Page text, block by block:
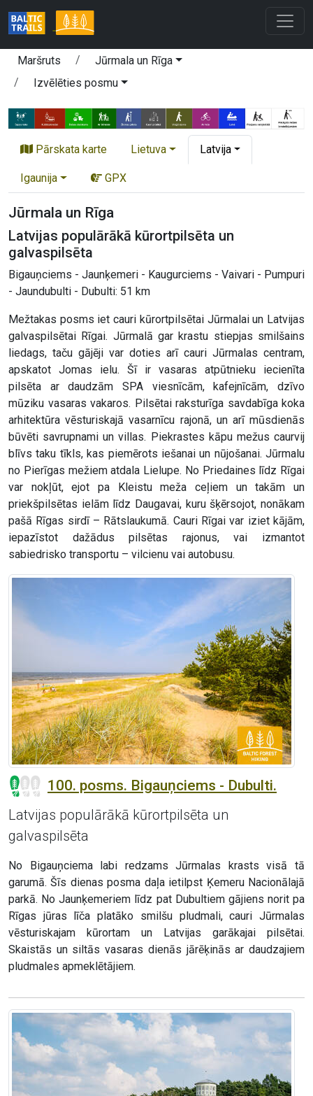
Maršruts
Jūrmala un Rīga
Izvēlēties posmu
Pārskata karte Lietuva Latvija
Igaunija GPX
Jūrmala un Rīga
Latvijas populārākā kūrortpilsēta un
galvaspilsēta
Bigauņciems - Jaunķemeri - Kaugurciems - Vaivari - Pumpuri
- Jaundubulti - Dubulti: 51 km
Mežtakas posms iet cauri kūrortpilsētai Jūrmalai un Latvijas
galvaspilsētai Rīgai. Jūrmalā gar krastu stiepjas smilšains
liedags, taču gājēji var doties arī cauri Jūrmalas centram,
apskatot Jomas ielu. Šī ir vasaras atpūtnieku iecienīta
pilsēta ar daudzām SPA viesnīcām, kafejnīcām, dzīvo
mūziku vasaras vakaros. Pilsētai raksturīga savdabīga koka
arhitektūra vēsturiskajā vasarnīcu rajonā, un arī mūsdienās
būvēti savrupnami un villas. Piekrastes kāpu mežus caurvij
blīvs taku tīkls, kas piemērots iešanai un nūjošanai. Jūrmalu
no Pierīgas mežiem atdala Lielupe. No Priedaines līdz Rīgai
var nokļūt, ejot pa Kleistu meža ceļiem un takām un
priekšpilsētas ielām līdz Daugavai, kuru šķērsojot, nonākam
pašā Rīgas sirdī – Rātslaukumā. Cauri Rīgai var iziet kājām,
iepazīstot dažādus pilsētas rajonus, vai izmantot
sabiedrisko transportu – vilcienu vai autobusu.
100. posms. Bigauņciems - Dubulti.
Latvijas populārākā kūrortpilsēta un
galvaspilsēta
No Bigauņciema labi redzams Jūrmalas krasts visā tā
garumā. Šīs dienas posma daļa ietilpst Ķemeru Nacionālajā
parkā. No Jaunķemeriem līdz pat Dubultiem gājiens norit pa
Rīgas jūras līča platāko smilšu pludmali, cauri Jūrmalas
vēsturiskajam kūrortam un Latvijas garākajai pilsētai.
Skaistās un siltās vasaras dienās jārēķinās ar daudzajiem
pludmales apmeklētājiem.